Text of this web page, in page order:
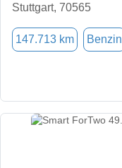
Stuttgart, 70565
147.713 km Benzin